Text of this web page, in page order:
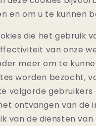
en om u te kunnen
die het gebruik
van onze
meer om te
worden bezocht,
volgorde gebruikers
ontvangen van
van de diensten